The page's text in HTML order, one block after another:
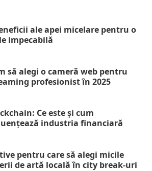
ale apei micelare pentru o
impecabilă
să alegi o cameră web pentru
profesionist în 2025
Ce este și cum
industria financiară
pentru care să alegi micile
de artă locală în city break-uri